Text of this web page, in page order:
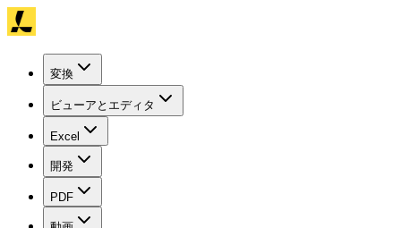
変換
ビューアとエディタ
Excel
開発
PDF